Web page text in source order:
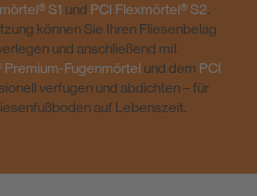
S1 und PCI Flexmörtel® S2.
können Sie Ihren Fliesenbelag
und anschließend mit
Premium-Fugenmörtel und dem PCI
verfugen und abdichten – für
auf Lebenszeit.